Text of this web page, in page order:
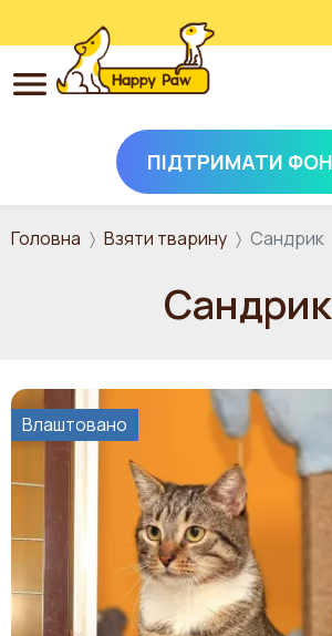
Перейти до основного вмісту
ПІДТРИМАТИ
Головна Взяти тварину Сандрик
Сандрик
Влаштовано